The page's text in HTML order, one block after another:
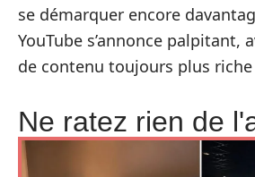
se démarquer encore
YouTube s’annonce palpitant,
de contenu toujours plus
Ne ratez rien de